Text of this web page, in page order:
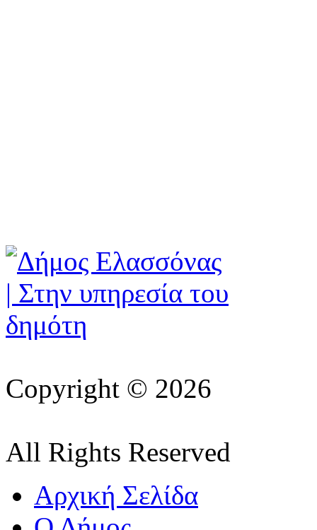
Copyright © 2026
All Rights Reserved
Αρχική Σελίδα